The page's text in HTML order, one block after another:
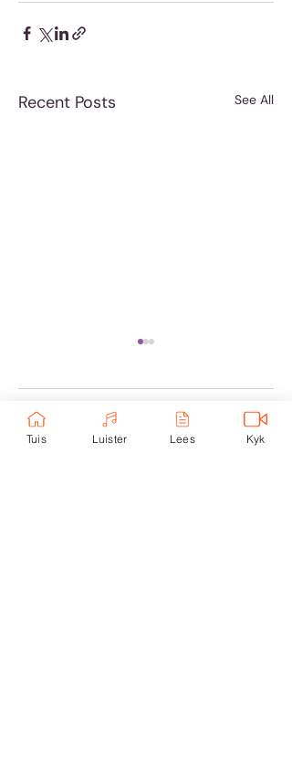
Recent Posts See All
Comments
Tuis Luister Lees Kyk